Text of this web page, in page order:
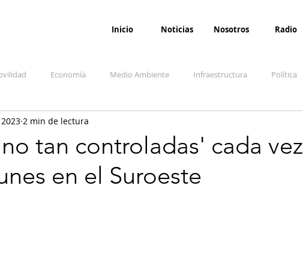
Inicio Noticias Nosotros Radio
Economía Medio Ambiente Infraestructura Política
Salud Opinión
y sociedad Denuncia Ciudadana Conflicto armado interno
tan controladas' cada vez
en el Suroeste
2 min de lectura